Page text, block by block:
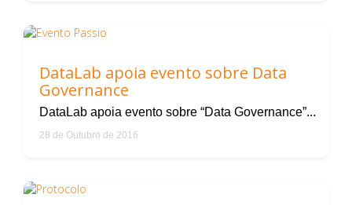
DataLab apoia evento sobre Data
Governance
DataLab apoia evento sobre “Data Governance”...
28 de Outubro de 2016